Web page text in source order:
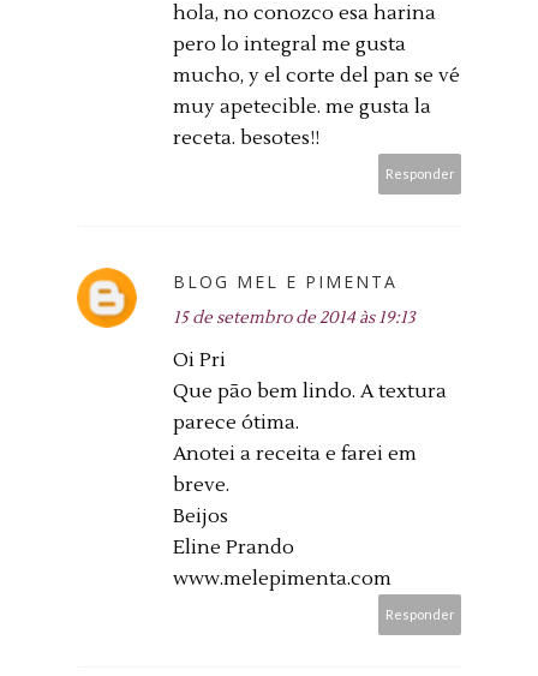
hola, no conozco esa harina
pero lo integral me gusta
mucho, y el corte del pan se vé
muy apetecible. me gusta la
receta. besotes!!
Responder
BLOG MEL E PIMENTA
15 de setembro de 2014 às 19:13
Oi Pri
Que pão bem lindo. A textura
parece ótima.
Anotei a receita e farei em
breve.
Beijos
Eline Prando
www.melepimenta.com
Responder